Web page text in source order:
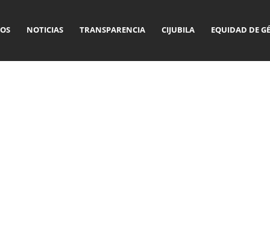
NOTICIAS TRANSPARENCIA CIJUBILA EQUIDAD DE